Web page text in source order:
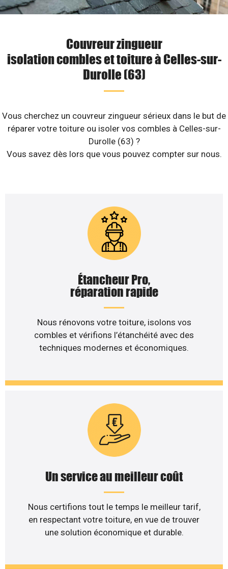
Couvreur zingueur
isolation combles et toiture à Celles-sur-
Durolle (63)
Vous cherchez un couvreur zingueur sérieux dans le but de
réparer votre toiture ou isoler vos combles à Celles-sur-
Durolle (63) ?
Vous savez dès lors que vous pouvez compter sur nous.
Étancheur Pro,
réparation rapide
Nous rénovons votre toiture, isolons vos
combles et vérifions l’étanchéité avec des
techniques modernes et économiques.
Un service au meilleur coût
Nous certifions tout le temps le meilleur tarif,
en respectant votre toiture, en vue de trouver
une solution économique et durable.